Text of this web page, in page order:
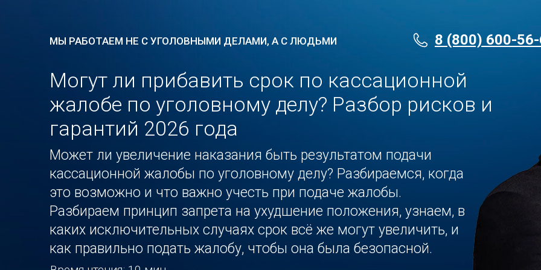
Могут ли прибавить срок по кассационной
жалобе по уголовному делу? Разбор рисков и
гарантий 2026 года
Может ли увеличение наказания быть результатом подачи
кассационной жалобы по уголовному делу? Разбираемся, когда
это возможно и что важно учесть при подаче жалобы.
Разбираем принцип запрета на ухудшение положения, узнаем, в
каких исключительных случаях срок всё же могут увеличить, и
как правильно подать жалобу, чтобы она была безопасной.
МЫ РАБОТАЕМ НЕ С УГОЛОВНЫМИ ДЕЛАМИ, А С ЛЮДЬМИ 8 (800) 600-